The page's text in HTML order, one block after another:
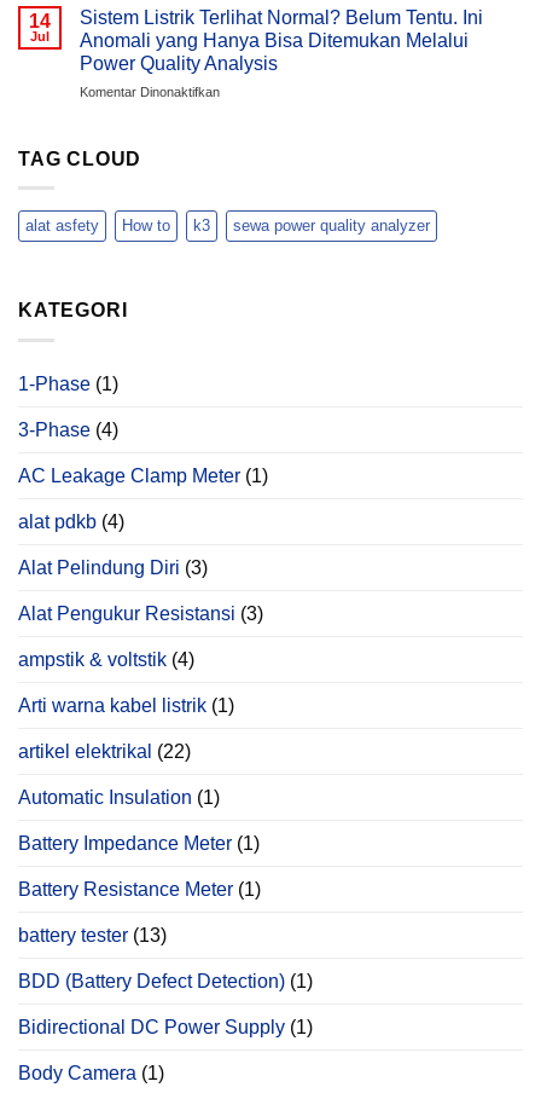
Memahami
Penyebab
Overvoltage
(Voltage
Swell)
PQ3198
Murah
Tentu
Aman:
Bahaya
Hotel
14
Jul
Sistem Listrik Terlihat Normal? Belum Tentu. Ini
Anomali yang Hanya Bisa Ditemukan Melalui
Power Quality Analysis
Komentar Dinonaktifkanpada
Tentu.
TAG CLOUD
alat asfety How to k3 sewa power quality analyzer
KATEGORI
1-Phase (1)
3-Phase (4)
AC Leakage Clamp Meter (1)
alat pdkb (4)
Alat Pelindung Diri (3)
Alat Pengukur Resistansi (3)
ampstik & voltstik (4)
Arti warna kabel listrik (1)
artikel elektrikal (22)
Automatic Insulation (1)
Battery Impedance Meter (1)
Battery Resistance Meter (1)
battery tester (13)
BDD (Battery Defect Detection) (1)
Bidirectional DC Power Supply (1)
Body Camera (1)